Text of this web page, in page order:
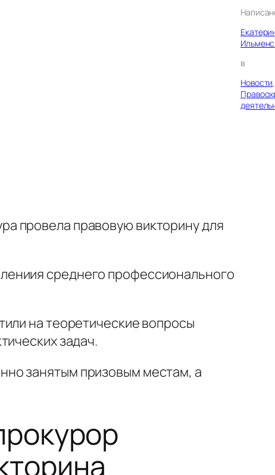
в
Новости
провела правовую викторину для
среднего профессионального
на теоретические вопросы
задач.
занятым призовым местам, а